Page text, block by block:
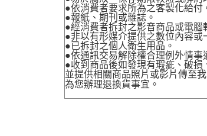
●依消費者要求所為之客製化給付
●報紙、期刊或雜誌。
●經消費者拆封之影音商品或電腦
●非以有形媒介提供之數位內容或
●已拆封之個人衛生用品。
●依通訊交易解除權合理例外情事
●收到商品後如發現有瑕疵、破損
並提供相關商品照片或影片傳至我
為您辦理退換貨事宜。